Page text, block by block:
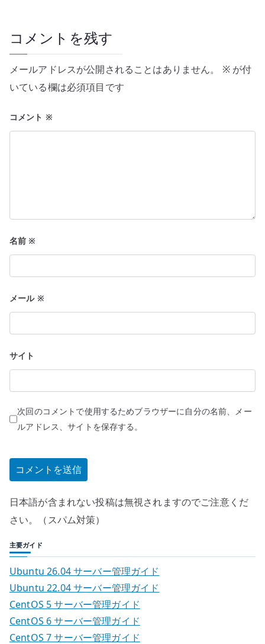
ー
シ
ョ
ン
コメントを残す
メールアドレスが公開されることはありません。 ※が付
いている欄は必須項目です
コメント ※
名前※
メール ※
サイト
次回のコメントで使用するためブラウザーに自分の名前、メー
ルアドレス、サイトを保存する。
日本語が含まれない投稿は無視されますのでご注意くだ
さい。（スパム対策）
主要ガイド
Ubuntu 26.04 サーバー管理ガイド
Ubuntu 22.04 サーバー管理ガイド
CentOS 5 サーバー管理ガイド
CentOS 6 サーバー管理ガイド
CentOS 7 サーバー管理ガイド